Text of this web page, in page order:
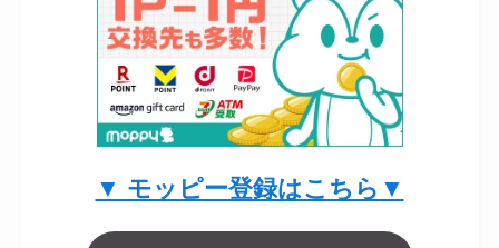
▼ モッピー登録はこちら▼